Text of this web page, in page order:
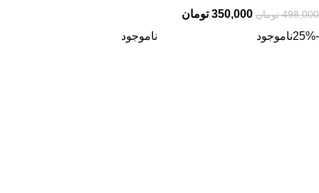
498,000 تومان 350,000 تومان
-25% ناموجود ناموجود